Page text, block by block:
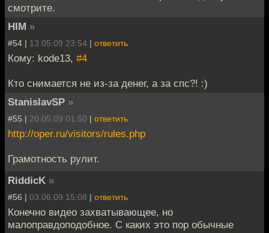
смотрите.
HIM »
#54 | 13.05.09 23:54 | ответить
Кому: kode13, #4
Кто снимается не из-за денег, а за спс?! :)
StanislavSP »
#55 | 20.05.09 01:50 | ответить
http://oper.ru/visitors/rules.php
Грамотность рулит.
RiddicK »
#56 | 03.06.09 15:08 | ответить
Конечно видео захватывающее, но
малоправдоподобное. С каких это пор обычные